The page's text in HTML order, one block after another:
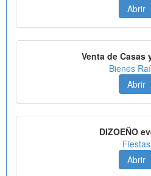
Abrir
Venta de Casas
Bienes
Abrir
DIZOEÑO
Fiestas
Abrir